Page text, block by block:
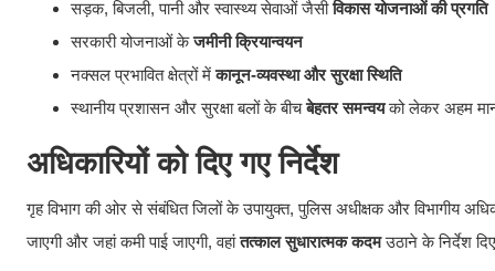
सड़क, बिजली, पानी और स्वास्थ्य सेवाओं जैसीविकास योजनाओं की प्रगति
सरकारी योजनाओं केजमीनी क्रियान्वयन
नक्सल प्रभावित क्षेत्रों मेंकानून-व्यवस्था और सुरक्षा स्थिति
स्थानीय प्रशासन और सुरक्षा बलों के बीचबेहतर समन्वयको लेकर अहम
अधिकारियों को दिए गए निर्देश
गृह विभाग की ओर से संबंधित जिलों के उपायुक्त, पुलिस अधीक्षक और विभागीय
जाएगी और जहां कमी पाई जाएगी, वहांतत्काल सुधारात्मक कदमउठाने के निर्देश